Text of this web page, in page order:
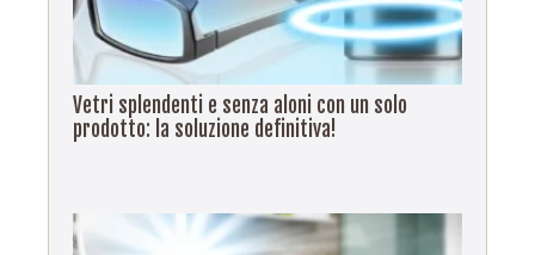
Vetri splendenti e senza aloni con un solo
prodotto: la soluzione definitiva!